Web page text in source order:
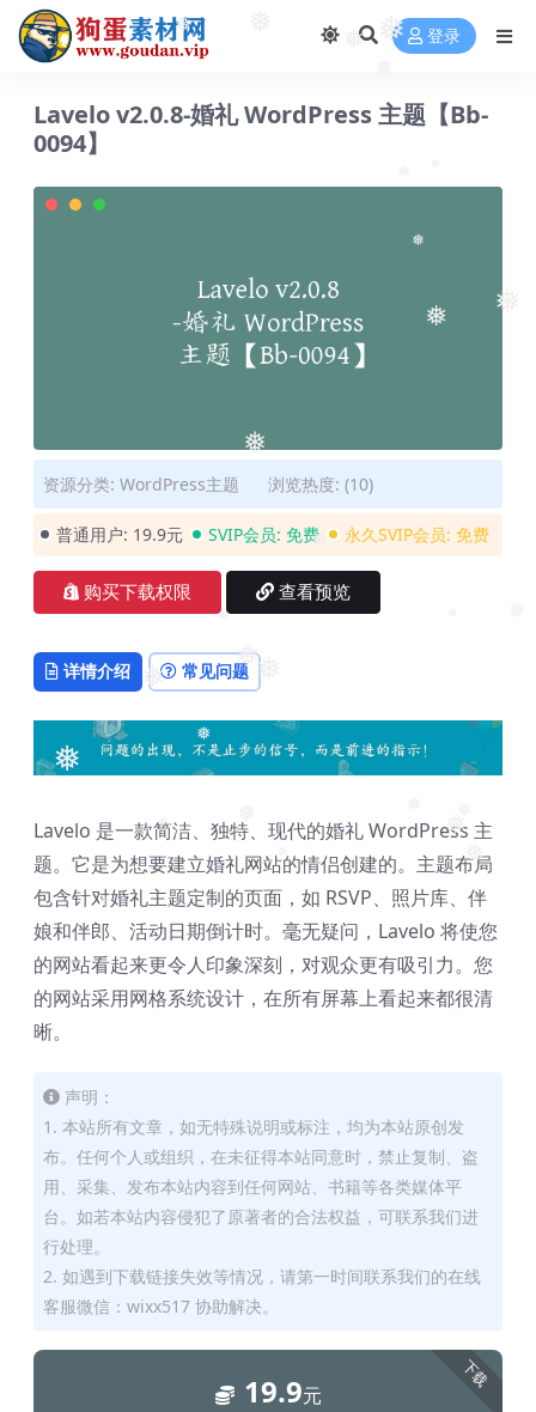
❅
❅
❅
❅
❅
❅
❅
❅
❅
❅
❅❅
❅
❅
❅
❅ ❅
❅
❅
❅ 登录
Lavelo v2.0.8-婚礼 WordPress 主题【Bb-
0094】
资源分类: WordPress主题 浏览热度: (10)
普通用户: 19.9元 SVIP会员: 免费 永久SVIP会员: 免费
购买下载权限 查看预览
详情介绍 常见问题
Lavelo 是一款简洁、独特、现代的婚礼 WordPress 主
题。它是为想要建立婚礼网站的情侣​​创建的。主题布局
包含针对婚礼主题定制的页面，如 RSVP、照片库、伴
娘和伴郎、活动日期倒计时。毫无疑问，Lavelo 将使您
的网站看起来更令人印象深刻，对观众更有吸引力。您
的网站采用网格系统设计，在所有屏幕上看起来都很清
晰。
声明：
1. 本站所有文章，如无特殊说明或标注，均为本站原创发
布。任何个人或组织，在未征得本站同意时，禁止复制、盗
用、采集、发布本站内容到任何网站、书籍等各类媒体平
台。如若本站内容侵犯了原著者的合法权益，可联系我们进
行处理。
2. 如遇到下载链接失效等情况，请第一时间联系我们的在线
客服微信：wixx517 协助解决。
下载
19.9元